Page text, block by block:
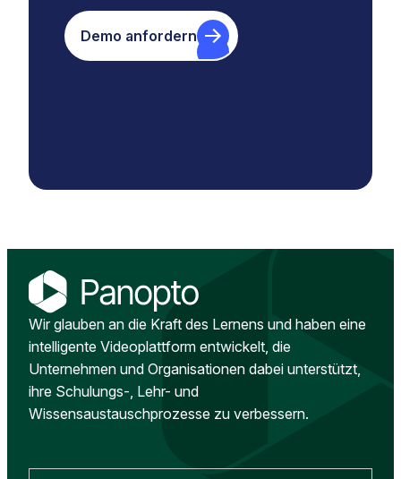
Demo anfordern
Wir glauben an die Kraft des Lernens und haben eine
intelligente Videoplattform entwickelt, die
Unternehmen und Organisationen dabei unterstützt,
ihre Schulungs-, Lehr- und
Wissensaustauschprozesse zu verbessern.